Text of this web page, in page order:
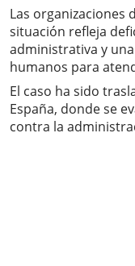
Las organizaciones
situación refleja
administrativa y
humanos para
El caso ha sido
España, donde se
contra la